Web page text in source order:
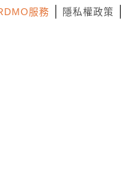
服務 隱私權政策